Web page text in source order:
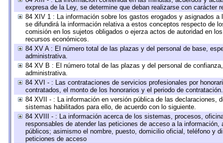
expresa de la Ley, se determine que deban realizarse con carácter
84 XIV 1 : La información sobre los gastos erogados y asignados
se difundirá la información relativa a estos conceptos respecto de
comisión en los sujetos obligados o ejerza actos de autoridad en
recursos económicos.
84 XV A : El número total de las plazas y del personal de base,
administrativa.
84 XV B : El número total de las plazas y del personal de
administrativa.
84 XVI - : Las contrataciones de servicios profesionales por
contratados, el monto de los honorarios y el periodo de contratación.
84 XVII - : La información en versión pública de las
sistemas habilitados para ello, de acuerdo con lo siguiente.
84 XVIII - : La información acerca de los sistemas, procesos,
responsables de atender las peticiones de acceso a la
públicos; asimismo el nombre, puesto, domicilio oficial, teléfono y
peticiones de acceso